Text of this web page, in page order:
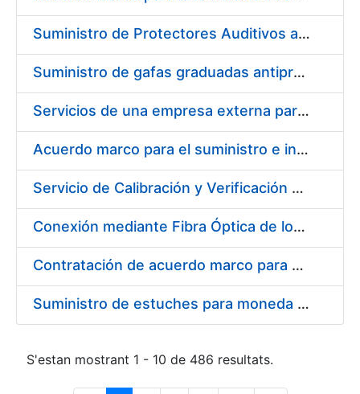
Suministro de Protectores Auditivos a medida para las personas trabajadoras de los Centros de Trabajo de Madrid y Burgos
Suministro de gafas graduadas antiproyecciones para los trabajadores de la FNMT-RCM en los centros de trabajo de Madrid y Burgos
Servicios de una empresa externa para el asesoramiento y resolución de los recursos de alzada que se presentan relacionados con procesos de selección para la FNMT-RCM
Acuerdo marco para el suministro e instalación de persianas, estores y otros complementos
Servicio de Calibración y Verificación Externa de los Equipos de Medición del Servicio de Prevención de la FNMT-RCM
Conexión mediante Fibra Óptica de los Centros de Proceso de Datos (CPDs) de las sedes de la FNMT-RCM de Burgos y Madrid
Contratación de acuerdo marco para el Suministro de Material de Electricidad para la Fábrica Nacional de Moneda y Timbre-Real Casa de la Moneda en su centro de trabajo de Burgos
Suministro de estuches para moneda de 30 €
S'estan mostrant 1 - 10 de 486 resultats.